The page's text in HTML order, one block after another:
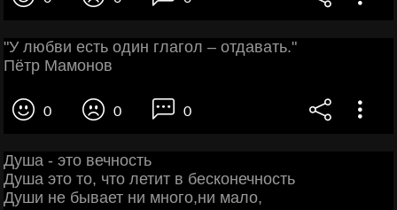
"У любви есть один глагол – отдавать."
Пётр Мамонов
0 0 0
Душа - это вечность
Душа это то, что летит в бесконечность
Души не бывает ни много,ни мало,